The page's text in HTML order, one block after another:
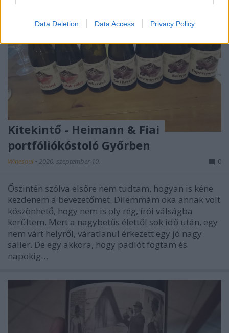
Data Deletion Data Access Privacy Policy
Kitekintő - Heimann & Fiai
portfóliókóstoló Győrben
Winesoul • 2020. szeptember 10. 0
Őszintén szólva elsőre nem tudtam, hogyan is kéne
kezdenem a bevezetőmet. Dilemmám oka annak volt
köszönhető, hogy nem is oly rég, írói válságba
kerültem. Mert a nagybetűs élettől sok idő után, egy
nem várt helyről, váratlanul érkezett egy jó nagy
saller. De egy akkora, hogy padlót fogtam és
napokig…